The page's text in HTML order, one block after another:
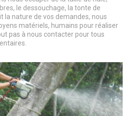
le dessouchage, la tonte de
la nature de vos demandes, nous
matériels, humains pour réaliser
pas à nous contacter pour tous